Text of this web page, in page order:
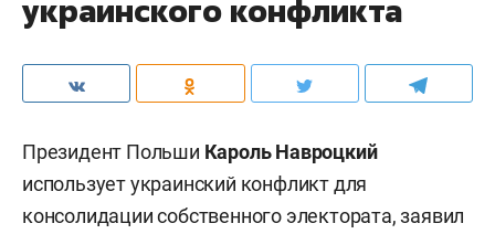
украинского конфликта
Президент Польши Кароль Навроцкий
использует украинский конфликт для
консолидации собственного электората, заявил